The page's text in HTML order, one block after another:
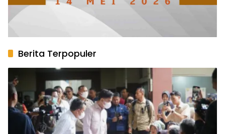
Berita Terpopuler